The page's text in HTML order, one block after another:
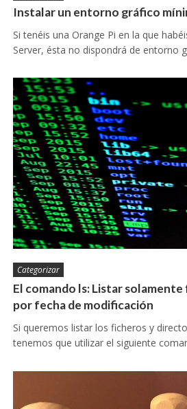
Instalar un entorno gráfico
Si tenéis una Orange Pi en la que
Server, ésta no dispondrá de entorno
Categorizar
El comando ls: Listar
por fecha de modificación
Si queremos listar los ficheros y
tenemos que utilizar el siguiente